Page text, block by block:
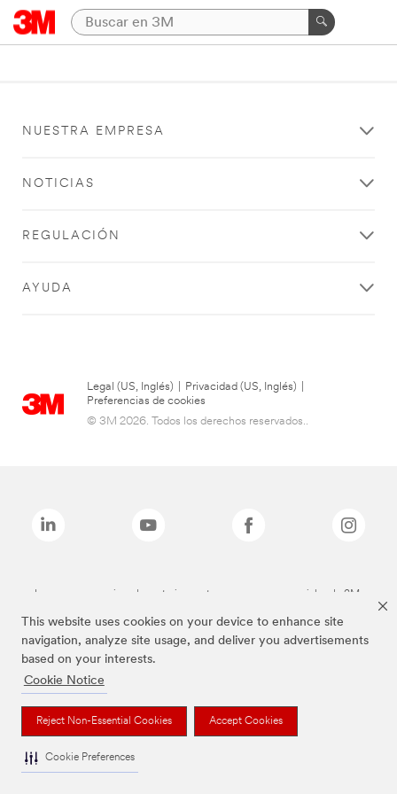
This website uses cookies on your device to enhance site
navigation, analyze site usage, and deliver you advertisements
based on your interests.
Cookie Notice
Reject Non-Essential Cookies Accept Cookies
Cookie Preferences
NUESTRA EMPRESA
NOTICIAS
REGULACIÓN
AYUDA
Legal (US, Inglés) Privacidad (US, Inglés)
Preferencias de cookies
© 3M 2026. Todos los derechos reservados..
Las marcas mencionadas anteriormente son marcas comerciales de 3M.